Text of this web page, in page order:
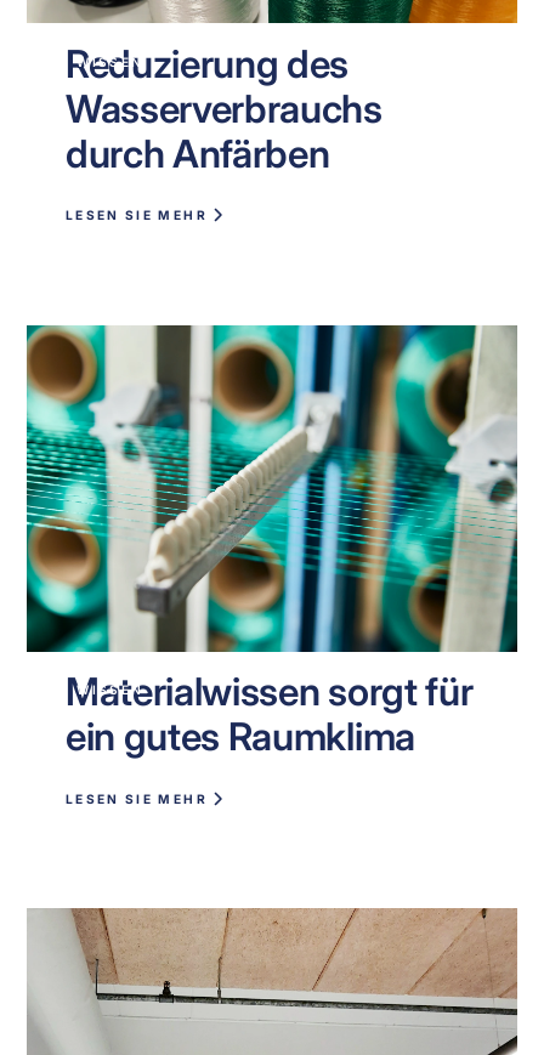
WISSEN
Reduzierung des
Wasserverbrauchs
durch Anfärben
LESEN SIE MEHR
WISSEN
Materialwissen sorgt für
ein gutes Raumklima
LESEN SIE MEHR